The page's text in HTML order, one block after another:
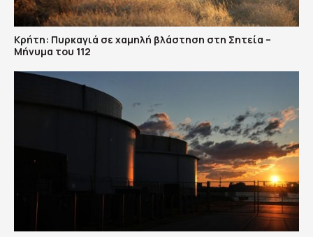
Κρήτη: Πυρκαγιά σε χαμηλή βλάστηση στη Σητεία –
Μήνυμα του 112